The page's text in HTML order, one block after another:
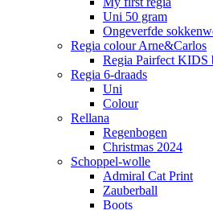
Uni 50 gram
Ongeverfde
Regia colour Arne&Carlos
Regia Pairfect KIDS
Regia 6-draads
Uni
Colour
Rellana
Regenbogen
Christmas 2024
Schoppel-wolle
Admiral Cat Print
Zauberball
Boots